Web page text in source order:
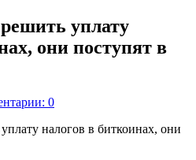
уплату
они поступят в
0